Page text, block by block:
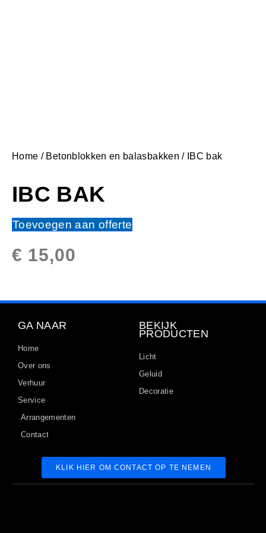
Home / Betonblokken en balasbakken / IBC bak
IBC BAK
Toevoegen aan offerte
€ 15,00
GA NAAR
Home
Over ons
Verhuur
Service
Arrangementen
Contact
BEKIJK
PRODUCTEN
Licht
Geluid
Decoratie
KLIK HIER OM CONTACT OP TE NEMEN